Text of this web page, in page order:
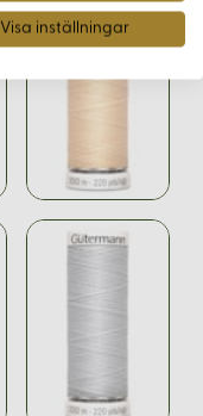
Visa inställningar